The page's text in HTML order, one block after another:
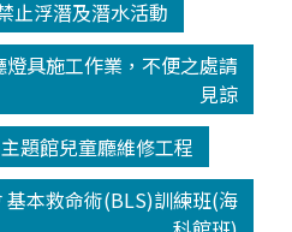
止浮潛及潛水活動
具施工作業，不便之處請
見諒
題館兒童廳維修工程
本救命術(BLS)訓練班(海